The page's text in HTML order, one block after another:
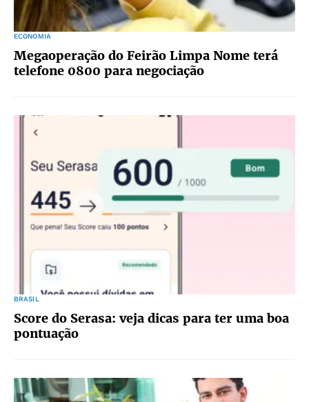
ECONOMIA
Megaoperação do Feirão Limpa Nome terá
telefone 0800 para negociação
BRASIL
Score do Serasa: veja dicas para ter uma boa
pontuação